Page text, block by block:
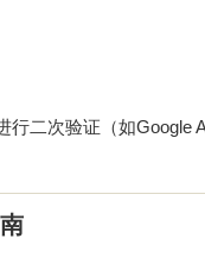
二次验证（如Google